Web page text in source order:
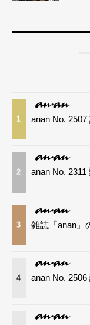
1 anan No.
2 anan No.
3 雑誌『anan』
4 anan No.